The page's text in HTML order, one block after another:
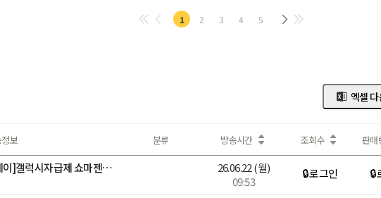
1 2 3 4 5
엑셀
보 분류 방송시간 조회수 판매
📱[디지털어워즈X멤버십데이]갤럭시자급제 쇼마젠시 역대급 추가적립 라이브 26.06.22(월)
09:53
🔒 로그인 🔒